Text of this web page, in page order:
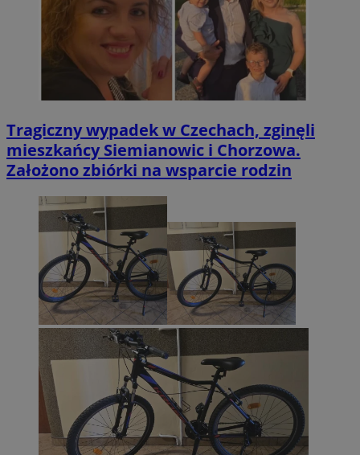
Tragiczny wypadek w Czechach, zginęli
mieszkańcy Siemianowic i Chorzowa.
Założono zbiórki na wsparcie rodzin